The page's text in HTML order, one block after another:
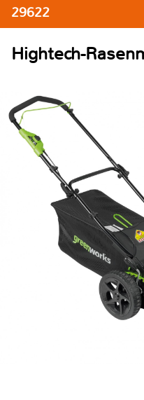
29622
Hightech-